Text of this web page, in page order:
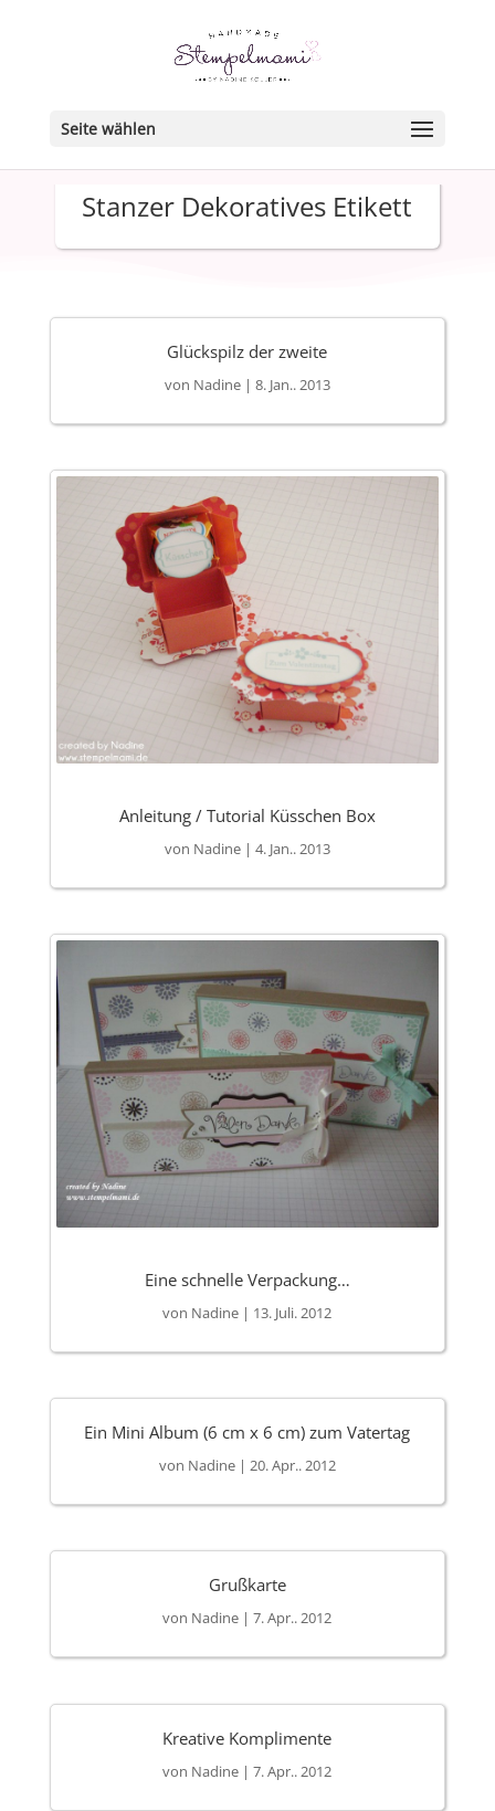
Seite wählen
Stanzer Dekoratives Etikett
Glückspilz der zweite
von Nadine| 8. Jan.. 2013
Anleitung / Tutorial Küsschen Box
von Nadine| 4. Jan.. 2013
Eine schnelle Verpackung…
von Nadine | 13. Juli. 2012
Ein Mini Album (6 cm x 6 cm) zum Vatertag
von Nadine| 20. Apr.. 2012
Grußkarte
von Nadine |7. Apr.. 2012
Kreative Komplimente
von Nadine |7. Apr.. 2012